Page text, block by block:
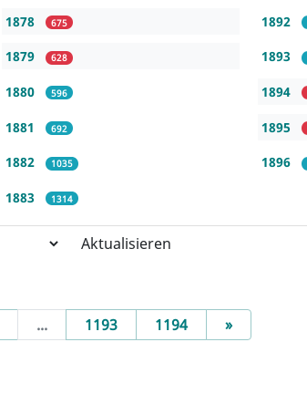
1878 675
1879 628
1880 596
1881 692
1882 1035
1883 1314
1892
1893
1894
1895
1896
Aktualisieren
... 1193 1194 »Next